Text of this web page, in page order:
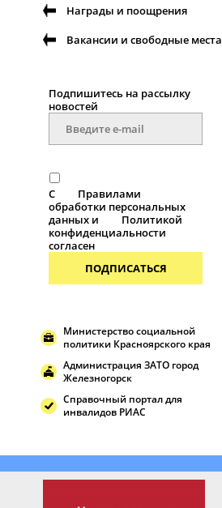
Награды и поощрения
Вакансии и свободные места
Подпишитесь на рассылку
новостей
С
Правилами
обработки персональных
данных и
Политикой
конфиденциальности
согласен
ПОДПИСАТЬСЯ
Министерство социальной
политики Красноярского края
Администрация ЗАТО город
Железногорск
Справочный портал для
инвалидов РИАС